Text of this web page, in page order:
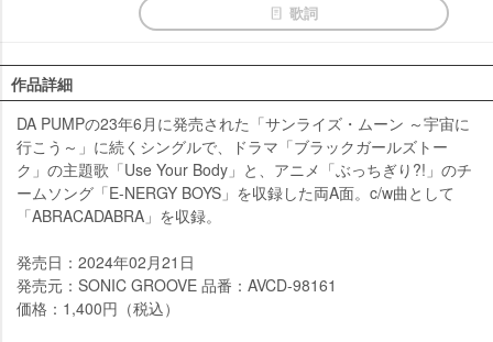
歌詞
作品詳細
DA PUMPの23年6月に発売された「サンライズ・ムーン ～宇宙に
行こう～」に続くシングルで、ドラマ「ブラックガールズトー
ク」の主題歌「Use Your Body」と、アニメ「ぶっちぎり?!」のチ
ームソング「E-NERGY BOYS」を収録した両A面。c/w曲として
「ABRACADABRA」を収録。
発売日：2024年02月21日
発売元：SONIC GROOVE 品番：AVCD-98161
価格：1,400円（税込）